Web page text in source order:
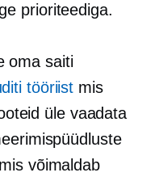
prioriteediga.
oma saiti
tööriist mis
üle vaadata
võimaldab